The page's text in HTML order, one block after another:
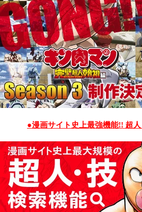
●漫画サイト史上最強機能!! 超